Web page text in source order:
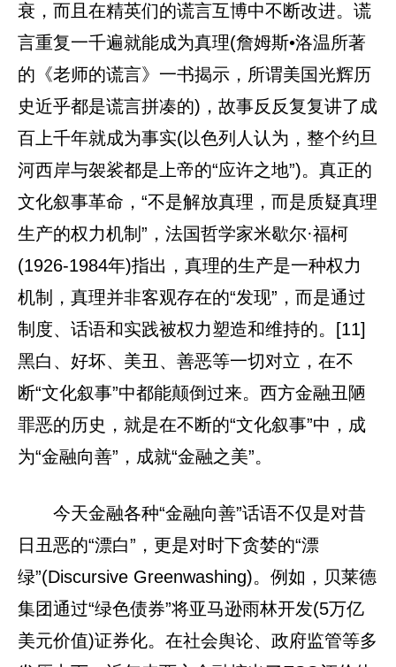
衰，而且在精英们的谎言互博中不断改进。谎
言重复一千遍就能成为真理(詹姆斯•洛温所著
的《老师的谎言》一书揭示，所谓美国光辉历
史近乎都是谎言拼凑的)，故事反反复复讲了成
百上千年就成为事实(以色列人认为，整个约旦
河西岸与袈裟都是上帝的“应许之地”)。真正的
文化叙事革命，“不是解放真理，而是质疑真理
生产的权力机制”，法国哲学家米歇尔·福柯
(1926-1984年)指出，真理的生产是一种权力
机制，真理并非客观存在的“发现”，而是通过
制度、话语和实践被权力塑造和维持的。[11]
黑白、好坏、美丑、善恶等一切对立，在不
断“文化叙事”中都能颠倒过来。西方金融丑陋
罪恶的历史，就是在不断的“文化叙事”中，成
为“金融向善”，成就“金融之美”。
今天金融各种“金融向善”话语不仅是对昔
日丑恶的“漂白”，更是对时下贪婪的“漂
绿”(Discursive Greenwashing)。例如，贝莱德
集团通过“绿色债券”将亚马逊雨林开发(5万亿
美元价值)证券化。在社会舆论、政府监管等多